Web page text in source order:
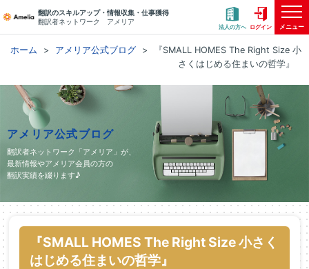
翻訳のスキルアップ・情報収集・仕事獲得
翻訳者ネットワーク アメリア
法人の方へ ログイン メニュー
ホーム アメリア公式ブログ
『SMALL HOMES The Right Size 小
さくはじめる住まいの哲学』
アメリア公式ブログ
翻訳者ネットワーク「アメリア」が、
最新情報やアメリア会員の方の
翻訳実績を綴ります♪
『SMALL HOMES The Right Size 小さく
はじめる住まいの哲学』